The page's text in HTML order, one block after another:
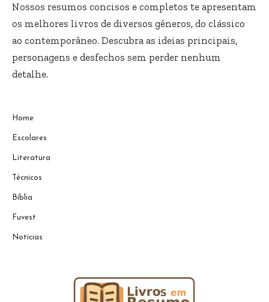
Nossos resumos concisos e completos te apresentam
os melhores livros de diversos gêneros, do clássico
ao contemporâneo. Descubra as ideias principais,
personagens e desfechos sem perder nenhum
detalhe.
Home
Escolares
Literatura
Técnicos
Bíblia
Fuvest
Notícias